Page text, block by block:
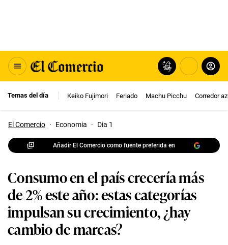
Temas del día Keiko Fujimori Feriado Machu Picchu Corredor
El Comercio · Economia · Dia 1
Añadir El Comercio como fuente preferida en
Consumo en el país crecería más
de 2% este año: estas categorías
impulsan su crecimiento, ¿hay
cambio de marcas?